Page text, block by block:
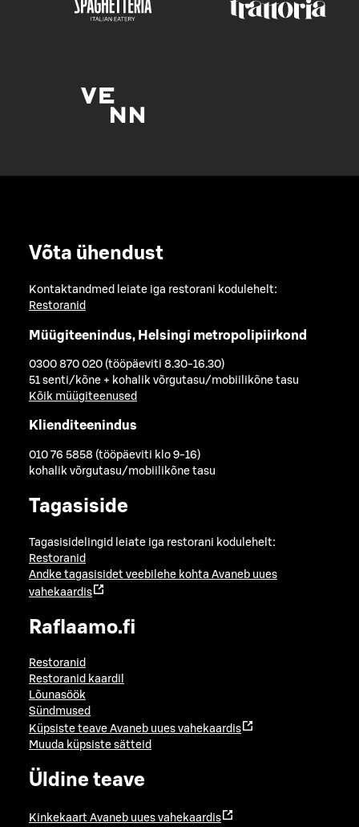
Võta ühendust
Kontaktandmed leiate iga restorani kodulehelt:
Restoranid
Müügiteenindus, Helsingi metropolipiirkond
0300 870 020 (tööpäeviti 8.30-16.30)
51 senti/kõne + kohalik võrgutasu/mobiilikõne tasu
Kõik müügiteenused
Klienditeenindus
010 76 5858 (tööpäeviti klo 9-16)
kohalik võrgutasu/mobiilikõne tasu
Tagasiside
Tagasisidelingid leiate iga restorani kodulehelt:
Restoranid
Andke tagasisidet veebilehe kohta Avaneb uues
vahekaardis
Raflaamo.fi
Restoranid
Restoranid kaardil
Lõunasöök
Sündmused
Küpsiste teave Avaneb uues vahekaardis
Muuda küpsiste sätteid
Üldine teave
Kinkekaart Avaneb uues vahekaardis